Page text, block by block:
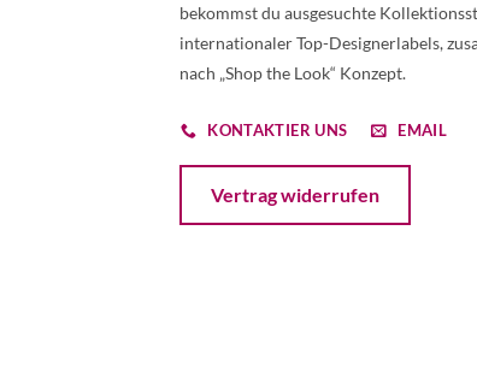
bekommst du ausgesuchte
internationaler Top-Designerlabels,
nach „Shop the Look“ Konzept.
KONTAKTIER UNS EMAIL
Vertrag widerrufen